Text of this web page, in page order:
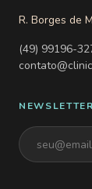
R. Borges de
(49) 99196-
NEWSLETTER